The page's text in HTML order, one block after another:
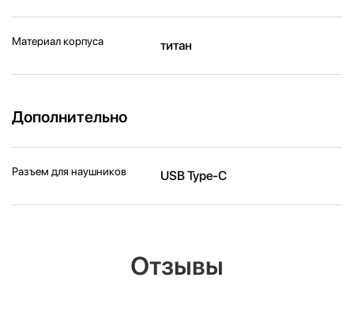
Материал корпуса титан
Дополнительно
Разъем для наушников USB Type-C
Отзывы